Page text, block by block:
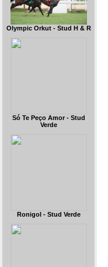
Olympic Orkut - Stud H & R
Só Te Peço Amor - Stud
Verde
Ronigol - Stud Verde